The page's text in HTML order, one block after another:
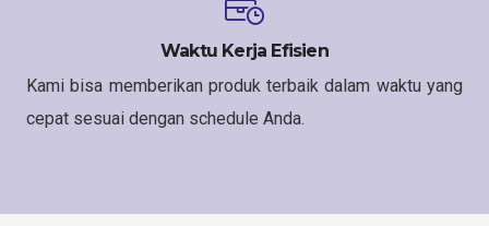
Waktu Kerja Efisien
Kami bisa memberikan produk terbaik dalam waktu yang
cepat sesuai dengan schedule Anda.